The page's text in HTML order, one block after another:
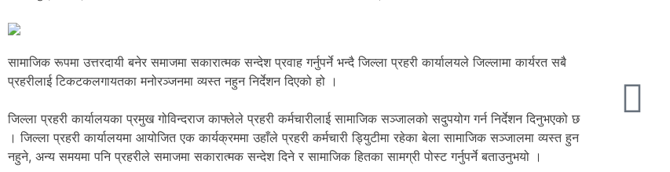
सामाजिक रूपमा उत्तरदायी बनेर समाजमा सकारात्मक सन्देश प्रवाह गर्नुपर्ने भन्दै जिल्ला प्रहरी कार्यालयले जिल्लामा कार्यरत सबै
प्रहरीलाई टिकटकलगायतका मनोरञ्जनमा व्यस्त नहुन निर्देशन दिएको हो ।
जिल्ला प्रहरी कार्यालयका प्रमुख गोविन्दराज काफ्लेले प्रहरी कर्मचारीलाई सामाजिक सञ्जालको सदुपयोग गर्न निर्देशन दिनुभएको छ
। जिल्ला प्रहरी कार्यालयमा आयोजित एक कार्यक्रममा उहाँले प्रहरी कर्मचारी ड्यिुटीमा रहेका बेला सामाजिक सञ्जालमा व्यस्त हुन
नहुने, अन्य समयमा पनि प्रहरीले समाजमा सकारात्मक सन्देश दिने र सामाजिक हितका सामग्री पोस्ट गर्नुपर्ने बताउनुभयो ।